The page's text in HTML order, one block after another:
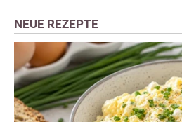
NEUE REZEPTE